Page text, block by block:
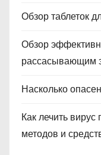
Обзор таблеток
Обзор
рассасывающим
Насколько
Как лечить
методов и